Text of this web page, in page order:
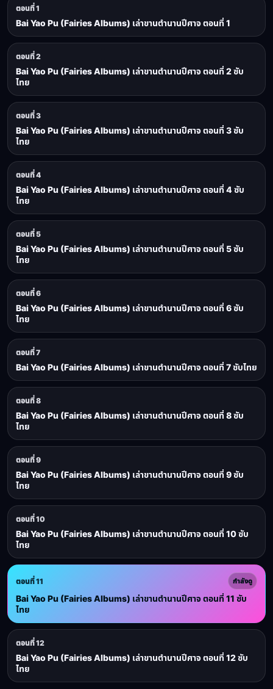
ตอนที่ 1
Bai Yao Pu (Fairies Albums) เล่าขานตำนานปีศาจ ตอนที่ 1
ตอนที่ 2
Bai Yao Pu (Fairies Albums) เล่าขานตำนานปีศาจ ตอนที่ 2 ซับ
ไทย
ตอนที่ 3
Bai Yao Pu (Fairies Albums) เล่าขานตำนานปีศาจ ตอนที่ 3 ซับ
ไทย
ตอนที่ 4
Bai Yao Pu (Fairies Albums) เล่าขานตำนานปีศาจ ตอนที่ 4 ซับ
ไทย
ตอนที่ 5
Bai Yao Pu (Fairies Albums) เล่าขานตำนานปีศาจ ตอนที่ 5 ซับ
ไทย
ตอนที่ 6
Bai Yao Pu (Fairies Albums) เล่าขานตำนานปีศาจ ตอนที่ 6 ซับ
ไทย
ตอนที่ 7
Bai Yao Pu (Fairies Albums) เล่าขานตำนานปีศาจ ตอนที่ 7 ซับไทย
ตอนที่ 8
Bai Yao Pu (Fairies Albums) เล่าขานตำนานปีศาจ ตอนที่ 8 ซับ
ไทย
ตอนที่ 9
Bai Yao Pu (Fairies Albums) เล่าขานตำนานปีศาจ ตอนที่ 9 ซับ
ไทย
ตอนที่ 10
Bai Yao Pu (Fairies Albums) เล่าขานตำนานปีศาจ ตอนที่ 10 ซับ
ไทย
ตอนที่ 11 กำลังดู
Bai Yao Pu (Fairies Albums) เล่าขานตำนานปีศาจ ตอนที่ 11 ซับ
ไทย
ตอนที่ 12
Bai Yao Pu (Fairies Albums) เล่าขานตำนานปีศาจ ตอนที่ 12 ซับ
ไทย